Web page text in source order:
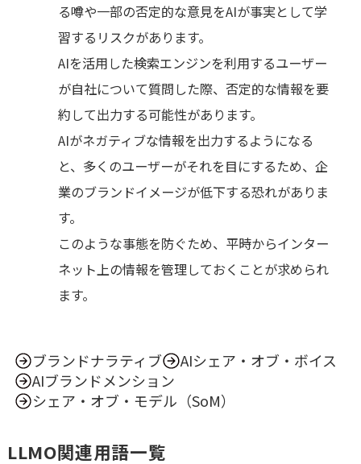
る噂や一部の否定的な意見をAIが事実として学
習するリスクがあります。
AIを活用した検索エンジンを利用するユーザー
が自社について質問した際、否定的な情報を要
約して出力する可能性があります。
AIがネガティブな情報を出力するようになる
と、多くのユーザーがそれを目にするため、企
業のブランドイメージが低下する恐れがありま
す。
このような事態を防ぐため、平時からインター
ネット上の情報を管理しておくことが求められ
ます。
ブランドナラティブ
AIシェア・オブ・ボイス
AIブランドメンション
シェア・オブ・モデル（SoM）
LLMO関連用語一覧